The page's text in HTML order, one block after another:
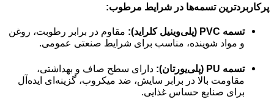
پرکاربردترین تسمه‌ها در شرایط مرطوب:
تسمه PVC (پلی‌وینیل کلراید):
مقاوم در برابر رطوبت، روغن
و مواد شوینده، مناسب برای شرایط صنعتی عمومی.
تسمه PU (پلی‌یورتان):
دارای سطح صاف و بهداشتی،
مقاومت بالا در برابر سایش، ضد میکروب، گزینه‌ای ایده‌آل
برای صنایع حساس غذایی.